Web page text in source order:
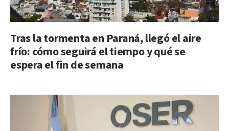
Tras la tormenta en Paraná, llegó el aire
frío: cómo seguirá el tiempo y qué se
espera el fin de semana